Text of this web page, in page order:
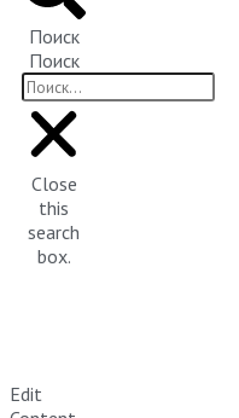
Поиск
Поиск
Close
this
search
box.
Edit